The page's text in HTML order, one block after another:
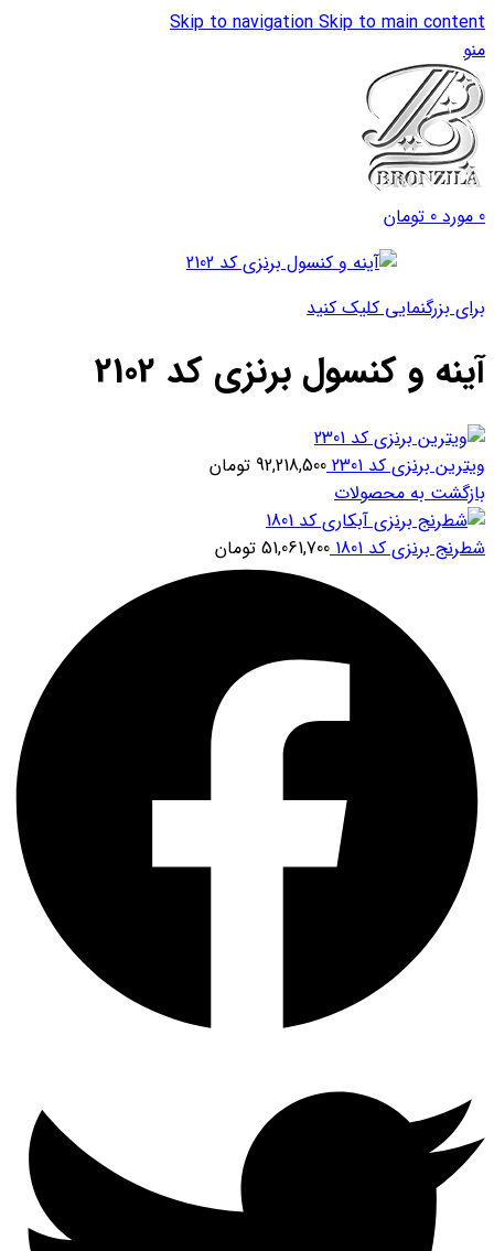
Skip to navigationSkip to main content
منو
0 مورد 0 تومان
برای بزرگنمایی کلیک کنید
آینه و کنسول برنزی کد 2102
ویترین برنزی کد 2301 92,218,500 تومان
بازگشت به محصولات
شطرنج برنزی کد 1801
51,061,700 تومان